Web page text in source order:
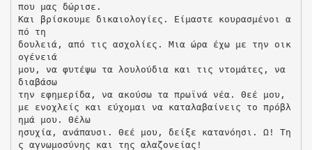
που μας δώρισε.
Και βρίσκουμε δικαιολογίες. Είμαστε κουρασμένοι α
πό τη
δουλειά, από τις ασχολίες. Μια ώρα έχω με την οικ
ογένειά
μου, να φυτέψω τα λουλούδια και τις ντομάτες, να
διαβάσω
την εφημερίδα, να ακούσω τα πρωϊνά νέα. Θεέ μου,
με ενοχλείς και εύχομαι να καταλαβαίνεις το πρόβλ
ημά μου. Θέλω
ησυχία, ανάπαυσι. Θεέ μου, δείξε κατανόησι. Ω! Τη
ς αγνωμοσύνης και της αλαζονείας!